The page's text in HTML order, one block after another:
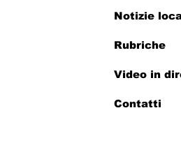
Notizie
Rubriche
Video in
Contatti